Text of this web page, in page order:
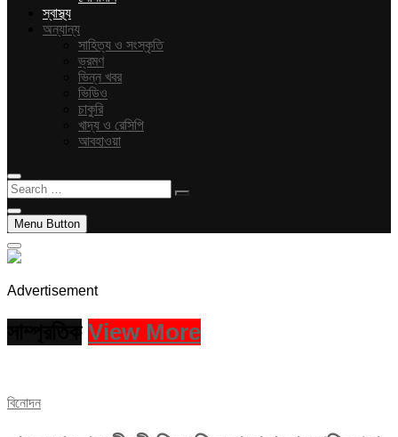
স্বাস্থ্য
অন্যান্য
সাহিত্য ও সংস্কৃতি
ভ্রমণ
ভিন্ন খবর
ভিডিও
চাকুরি
খাদ্য ও রেসিপি
আবহাওয়া
Search
…
Menu Button
Advertisement
View More
বিনোদন